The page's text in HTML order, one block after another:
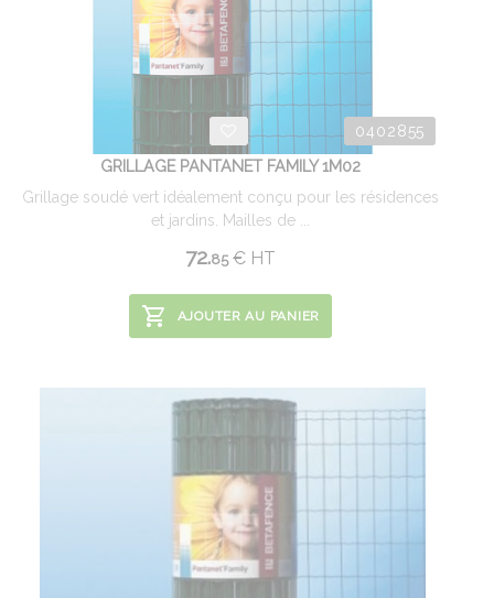
0402855
GRILLAGE PANTANET FAMILY 1M02
Grillage soudé vert idéalement conçu pour les résidences
et jardins. Mailles de ...
72.85 € HT
AJOUTER AU PANIER